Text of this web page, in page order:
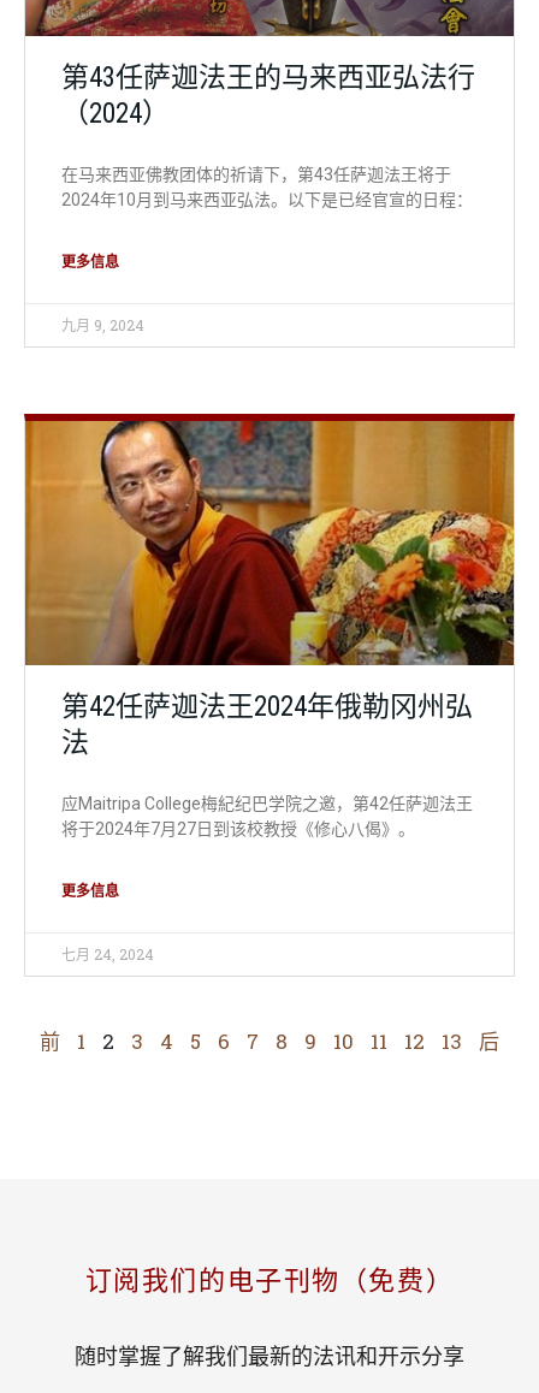
第43任萨迦法王的马来西亚弘法行
（2024）
在马来西亚佛教团体的祈请下，第43任萨迦法王将于
2024年10月到马来西亚弘法。以下是已经官宣的日程：
更多信息
九月 9, 2024
第42任萨迦法王2024年俄勒冈州弘
法
应Maitripa College梅紀纪巴学院之邀，第42任萨迦法王
将于2024年7月27日到该校教授《修心八偈》。
更多信息
七月 24, 2024
前 1 2 3 4 5 6 7 8 9 10 11 12 13 后
订阅我们的电子刊物（免费）
随时掌握了解我们最新的法讯和开示分享